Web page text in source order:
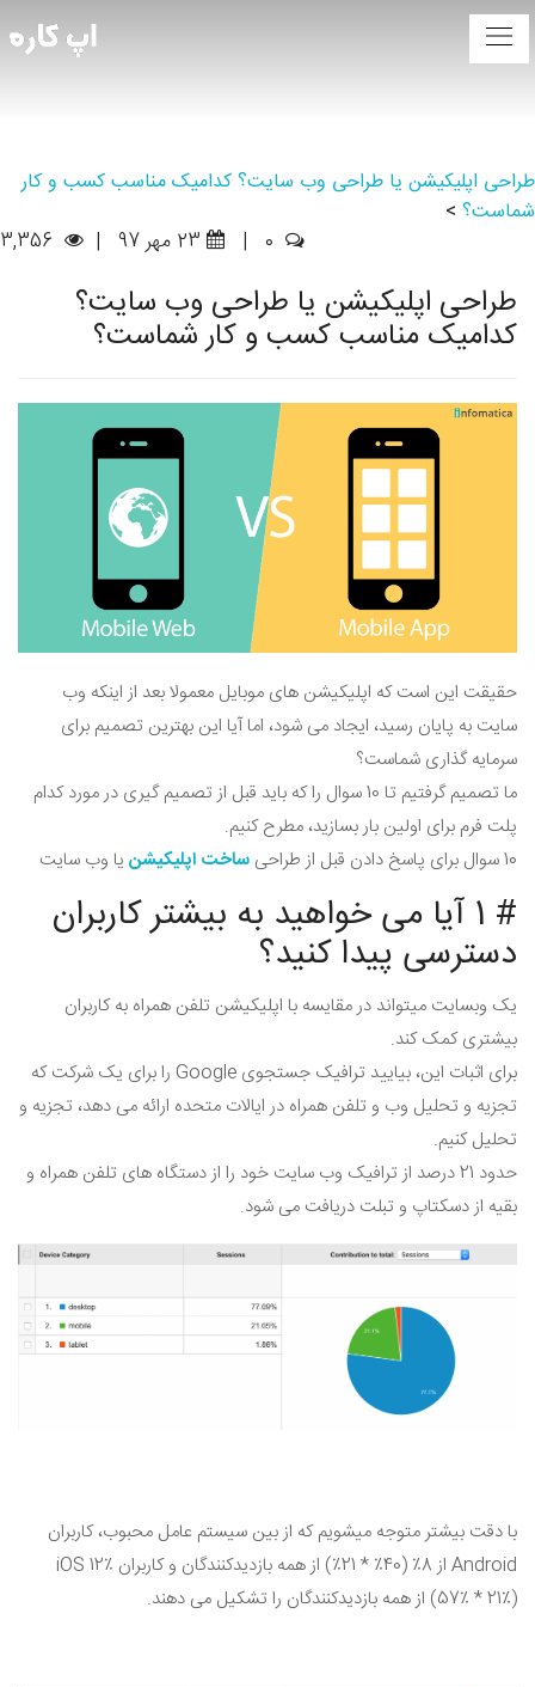
طراحی اپلیکیشن یا طراحی وب سایت؟ کدامیک مناسب کسب و کار
شماست؟ >
0
| 23 مهر 97 |
3,356
طراحی اپلیکیشن یا طراحی وب سایت؟
کدامیک مناسب کسب و کار شماست؟
حقیقت این است که اپلیکیشن های موبایل معمولا بعد از اینکه وب
سایت به پایان رسید، ایجاد می شود، اما آیا این بهترین تصمیم برای
سرمایه گذاری شماست؟
ما تصمیم گرفتیم تا 10 سوال را که باید قبل از تصمیم گیری در مورد کدام
پلت فرم برای اولین بار بسازید، مطرح کنیم.
10 سوال برای پاسخ دادن قبل از طراحی
ساخت اپلیکیشن یا وب سایت
# 1 آیا می خواهید به بیشتر کاربران
دسترسی پیدا کنید؟
یک وبسایت میتواند در مقایسه با اپلیکیشن تلفن همراه به کاربران
بیشتری کمک کند.
برای اثبات این، بیایید ترافیک جستجوی Google را برای یک شرکت که
تجزیه و تحلیل وب و تلفن همراه در ایالات متحده ارائه می دهد، تجزیه و
تحلیل کنیم.
حدود 21 درصد از ترافیک وب سایت خود را از دستگاه های تلفن همراه و
بقیه از دسکتاپ و تبلت دریافت می شود.
با دقت بیشتر متوجه میشویم که از بین سیستم عامل محبوب، کاربران
Android از 8٪ (40٪ * 21٪) از همه بازدیدکنندگان و کاربران iOS 12٪
(57٪ * 21٪) از همه بازدیدکنندگان را تشکیل می دهند.